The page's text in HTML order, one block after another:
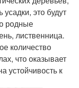
это будут
родные
лиственница.
количество
что оказывает
устойчивость к